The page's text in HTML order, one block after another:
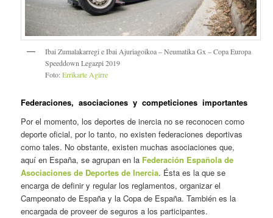
Ibai Zumalakarregi e Ibai Ajuriagoikoa – Neumatika Gx – Copa Europa
Speeddown Legazpi 2019
Foto:Errikarte Agirre
Federaciones, asociaciones y competiciones importantes
Por el momento, los deportes de inercia no se reconocen como
deporte oficial, por lo tanto, no existen federaciones deportivas
como tales. No obstante, existen muchas asociaciones que,
aquí en España, se agrupan en la Federación Española de
Asociaciones de Deportes de Inercia. Ésta es la que se
encarga de definir y regular los reglamentos, organizar el
Campeonato de España y la Copa de España. También es la
encargada de proveer de seguros a los participantes.